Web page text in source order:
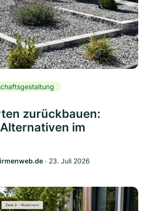
zurückbauen:
im
‧ 23. Juli 2026